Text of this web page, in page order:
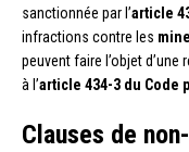
sanctionnée par l’article
infractions contre les
peuvent faire l’objet
à l’article 434-3 du Code
Clauses de